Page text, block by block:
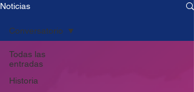
Noticias
Todas las
entradas
Historia
Conversatorio